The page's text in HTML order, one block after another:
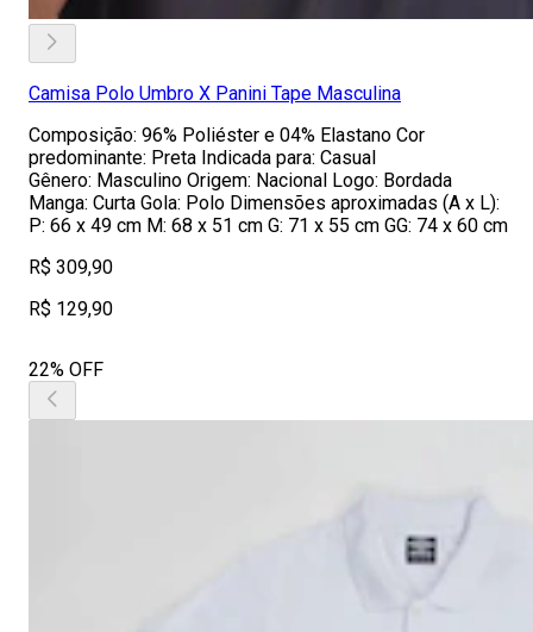
Camisa Polo Umbro X Panini Tape Masculina
Composição: 96% Poliéster e 04% Elastano Cor
predominante: Preta Indicada para: Casual
Gênero: Masculino Origem: Nacional Logo: Bordada
Manga: Curta Gola: Polo Dimensões aproximadas (A x L):
P: 66 x 49 cm M: 68 x 51 cm G: 71 x 55 cm GG: 74 x 60 cm
R$ 309,90
R$ 129,90
22% OFF